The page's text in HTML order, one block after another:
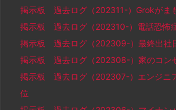
掲示板 過去ログ（202311-）Grokがま
掲示板 過去ログ（202310-）電話恐怖
掲示板 過去ログ（202309-）最終出社
掲示板 過去ログ（202308-）家のコン
掲示板 過去ログ（202307-）エンジニ
位